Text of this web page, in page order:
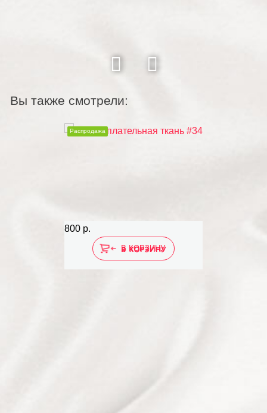
Вы также смотрели:
800 р.
Распродажа
В КОРЗИНУ